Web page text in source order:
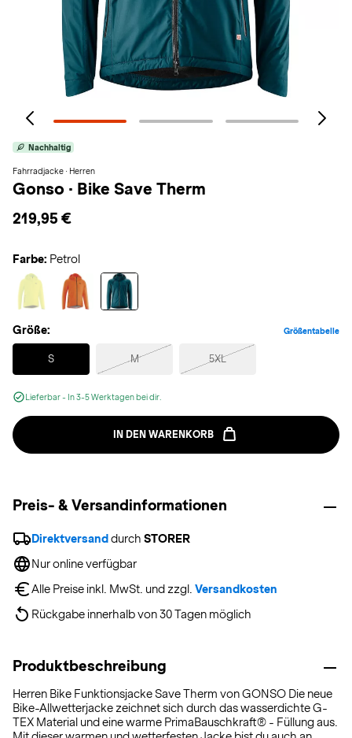
Nachhaltig
Fahrradjacke · Herren
Gonso · Bike Save Therm
219,95 €
Farbe: Petrol
Größe: Größentabelle
S
Selected
M 5XL
Lieferbar - In 3-5 Werktagen bei dir.
IN DEN WARENKORB
Preis- & Versandinformationen
Direktversand durch STORER
Nur online verfügbar
Alle Preise inkl. MwSt. und zzgl. Versandkosten
Rückgabe innerhalb von 30 Tagen möglich
Produktbeschreibung
Herren Bike Funktionsjacke Save Therm von GONSO Die neue
Bike-Allwetterjacke zeichnet sich durch das wasserdichte G-
TEX Material und eine warme PrimaBauschkraft® - Füllung aus.